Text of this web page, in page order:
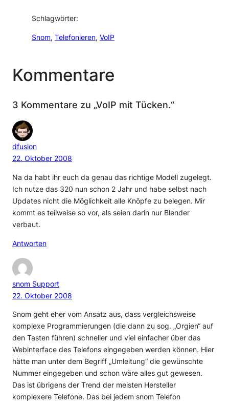
Schlagwörter:
Snom, Telefonieren, VoIP
Kommentare
3 Kommentare zu „VoIP mit Tücken.“
dfusion
22. Oktober 2008
Na da habt ihr euch da genau das richtige Modell zugelegt.
Ich nutze das 320 nun schon 2 Jahr und habe selbst nach
Updates nicht die Möglichkeit alle Knöpfe zu belegen. Mir
kommt es teilweise so vor, als seien darin nur Blender
verbaut.
Antworten
snom Support
22. Oktober 2008
Snom geht eher vom Ansatz aus, dass vergleichsweise
komplexe Programmierungen (die dann zu sog. „Orgien“ auf
den Tasten führen) schneller und viel einfacher über das
Webinterface des Telefons eingegeben werden können. Hier
hätte man unter dem Begriff „Umleitung“ die gewünschte
Nummer eingegeben und schon wäre alles gut gewesen.
Das ist übrigens der Trend der meisten Hersteller
komplexere Telefone. Das bei jedem snom Telefon